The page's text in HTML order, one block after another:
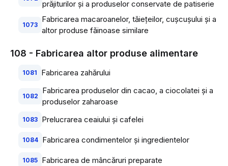
prăjiturilor şi a produselor conservate de patiserie
1073
Fabricarea macaroanelor, tăieţeilor, cuşcuşului şi a
altor produse făinoase similare
108 - Fabricarea altor produse alimentare
1081 Fabricarea zahărului
1082
Fabricarea produselor din cacao, a ciocolatei şi a
produselor zaharoase
1083 Prelucrarea ceaiului şi cafelei
1084 Fabricarea condimentelor şi ingredientelor
1085 Fabricarea de mâncăruri preparate